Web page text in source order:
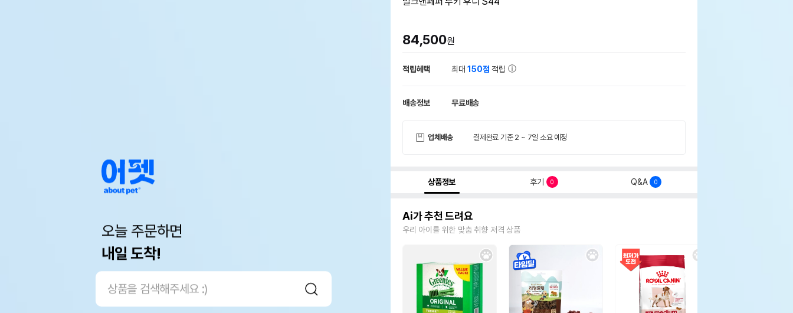
오늘 주문하면
내일 도착!
84,500원
적립혜택 최대150점 적립
배송정보 무료배송
업체배송 결제완료 기준 2 ~ 7일 소요 예정
상품정보 후기 0 Q&A 0
Ai가 추천 드려요
우리 아이를 위한 맞춤 취향 저격 상품